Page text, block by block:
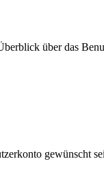
über das
gewünscht